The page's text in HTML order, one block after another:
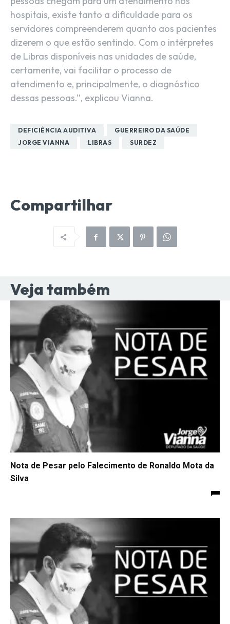
hospitais, existe tanto a dificuldade para os
servidores compreenderem quanto aos pacientes
dizerem o que estão sentindo. Com o intérpretes
de Libras disponíveis nas unidades de saúde,
certamente, vai facilitar o processo de
atendimento e, principalmente, o diagnóstico
dessas pessoas.”, explicou Vianna.
DEFICIÊNCIA AUDITIVA
GUERREIRO DA SAÚDE
JORGE VIANNA
LIBRAS SURDEZ
Compartilhar
Veja também
Nota de Pesar pelo Falecimento de Ronaldo Mota da
Silva